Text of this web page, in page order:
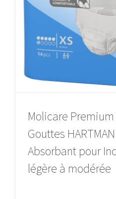
Molicare
Gouttes
Absorbant pour
légère à modérée